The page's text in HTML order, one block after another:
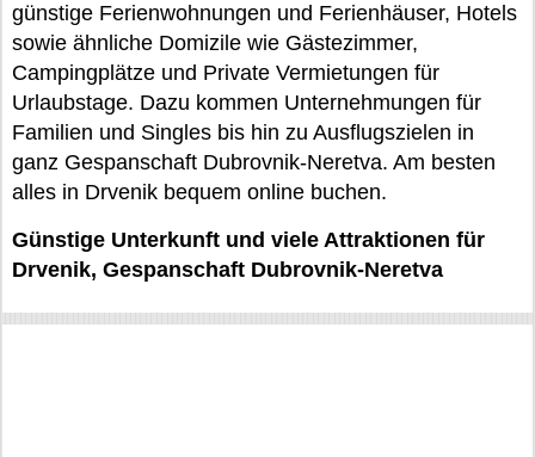
günstige Ferienwohnungen und Ferienhäuser, Hotels
sowie ähnliche Domizile wie Gästezimmer,
Campingplätze und Private Vermietungen für
Urlaubstage. Dazu kommen Unternehmungen für
Familien und Singles bis hin zu Ausflugszielen in
ganz Gespanschaft Dubrovnik-Neretva. Am besten
alles in Drvenik bequem online buchen.
Günstige Unterkunft und viele Attraktionen für
Drvenik, Gespanschaft Dubrovnik-Neretva